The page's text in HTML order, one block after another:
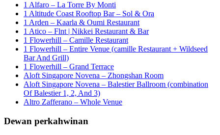
1 Alfaro – La Torre By Monti
1 Altitude Coast Rooftop Bar – Sol & Ora
1 Arden – Kaarla & Oumi Restaurant
1 Atico – Flnt | Nikkei Restaurant & Bar
1 Flowerhill – Camille Restaurant
1 Flowerhill – Entire Venue (camille Restaurant + Wildseed
Bar And Grill)
1 Flowerhill – Grand Terrace
Aloft Singapore Novena – Zhongshan Room
Aloft Singapore Novena – Balestier Ballroom (combination
Of Balestier 1, 2, And 3)
Altro Zafferano – Whole Venue
Dewan perkahwinan